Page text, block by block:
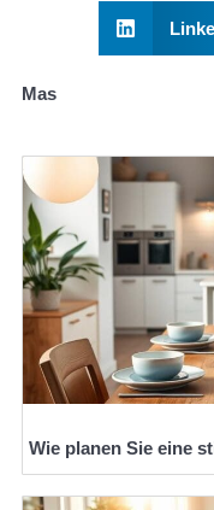
Mas
Wie planen Sie eine